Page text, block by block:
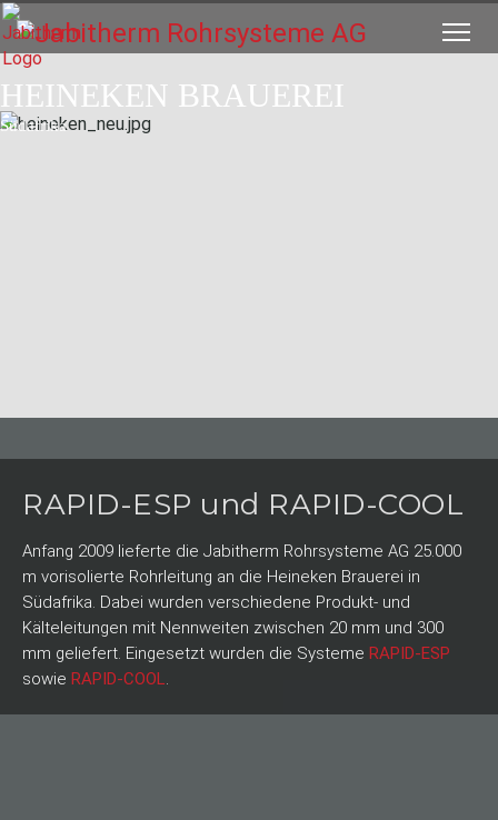
HEINEKEN BRAUEREI
Südafrika
RAPID-ESP und RAPID-COOL
Anfang 2009 lieferte die Jabitherm Rohrsysteme AG 25.000
m vorisolierte Rohrleitung an die Heineken Brauerei in
Südafrika. Dabei wurden verschiedene Produkt- und
Kälteleitungen mit Nennweiten zwischen 20 mm und 300
mm geliefert. Eingesetzt wurden die Systeme RAPID-ESP
sowie RAPID-COOL.